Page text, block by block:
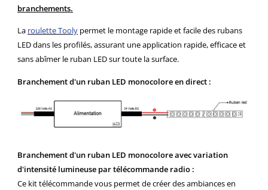
branchements.
La roulette Tooly permet le montage rapide et facile des rubans
LED dans les profilés, assurant une application rapide, efficace et
sans abîmer le ruban LED sur toute la surface.
Branchement d'un ruban LED monocolore en direct :
Branchement d'un ruban LED monocolore avec variation
d'intensité lumineuse par télécommande radio :
Ce kit télécommande vous permet de créer des ambiances en